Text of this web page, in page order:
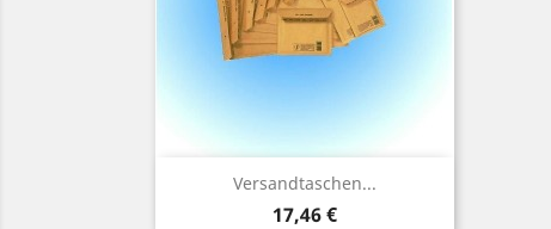
Versandtaschen...
Preis
17,46 €
Vorschau